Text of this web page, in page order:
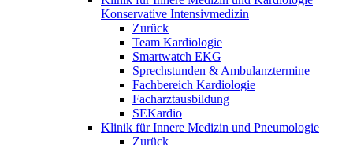
Konservative Intensivmedizin
Zurück
Team Kardiologie
Smartwatch EKG
Sprechstunden & Ambulanztermine
Fachbereich Kardiologie
Facharztausbildung
SEKardio
Klinik für Innere Medizin und Pneumologie
Zurück